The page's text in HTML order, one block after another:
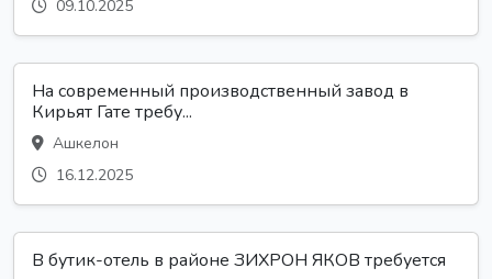
09.10.2025
На современный производственный завод в
Кирьят Гате требу...
Ашкелон
16.12.2025
В бутик-отель в районе ЗИХРОН ЯКОВ требуется